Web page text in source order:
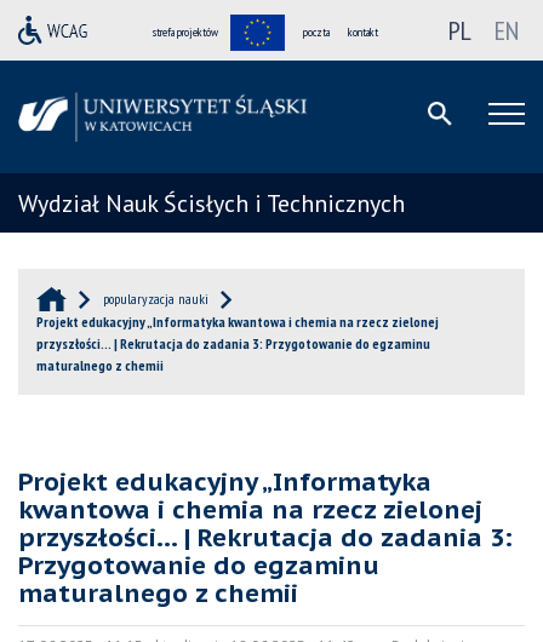
strefa projektów poczta kontakt PL EN
Wydział Nauk Ścisłych i Technicznych
popularyzacja nauki
Projekt edukacyjny „Informatyka kwantowa i chemia na rzecz zielonej
przyszłości… | Rekrutacja do zadania 3: Przygotowanie do egzaminu
maturalnego z chemii
Projekt edukacyjny „Informatyka
kwantowa i chemia na rzecz zielonej
przyszłości… | Rekrutacja do zadania 3:
Przygotowanie do egzaminu
maturalnego z chemii